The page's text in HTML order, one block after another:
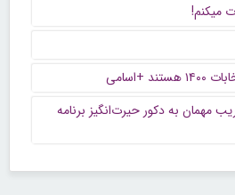
میکنم!
مهمان به دکور حیرت‌انگیز برنامه